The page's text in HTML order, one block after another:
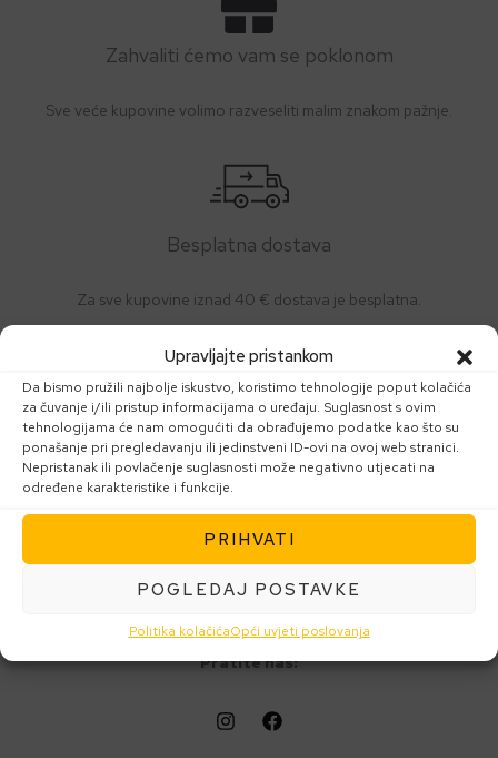
Upravljajte pristankom
Da bismo pružili najbolje iskustvo, koristimo tehnologije poput kolačića
za čuvanje i/ili pristup informacijama o uređaju. Suglasnost s ovim
tehnologijama će nam omogućiti da obrađujemo podatke kao što su
ponašanje pri pregledavanju ili jedinstveni ID-ovi na ovoj web stranici.
Nepristanak ili povlačenje suglasnosti može negativno utjecati na
određene karakteristike i funkcije.
PRIHVATI
POGLEDAJ POSTAVKE
Politika kolačićaOpći uvjeti poslovanja
Zahvaliti ćemo vam se poklonom
Sve veće kupovine volimo razveseliti malim znakom pažnje.
Besplatna dostava
Za sve kupovine iznad 40 € dostava je besplatna.
Slavonska avenija 1C
Pratite nas: